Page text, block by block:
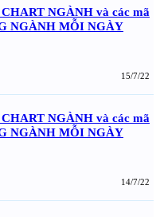
NGÀNH và các mã
NGÀNH MỖI NGÀY
15/7/22
NGÀNH và các mã
NGÀNH MỖI NGÀY
14/7/22